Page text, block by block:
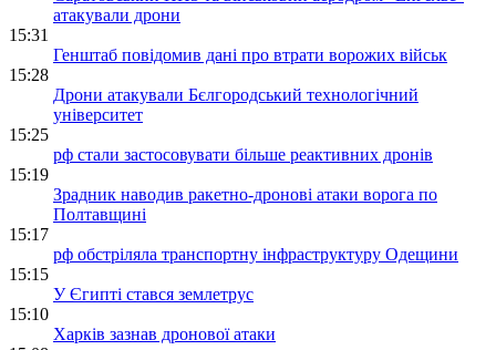
атакували дрони
15:31
Генштаб повідомив дані про втрати ворожих військ
15:28
Дрони атакували Бєлгородський технологічний
університет
15:25
рф стали застосовувати більше реактивних дронів
15:19
Зрадник наводив ракетно-дронові атаки ворога по
Полтавщині
15:17
рф обстріляла транспортну інфраструктуру Одещини
15:15
У Єгипті стався землетрус
15:10
Харків зазнав дронової атаки